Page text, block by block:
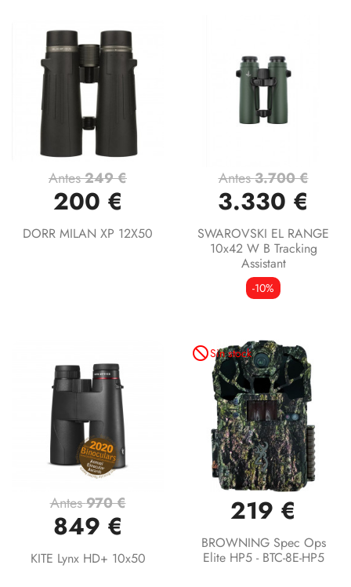
Antes249 €
200 €
DORR MILAN XP 12X50
Antes3.700 €
3.330 €
SWAROVSKI EL RANGE
10x42 W B Tracking
Assistant
-10%
Antes970 €
849 €
KITE Lynx HD+ 10x50
not_interestedSin stock
219 €
BROWNING Spec Ops
Elite HP5 - BTC-8E-HP5